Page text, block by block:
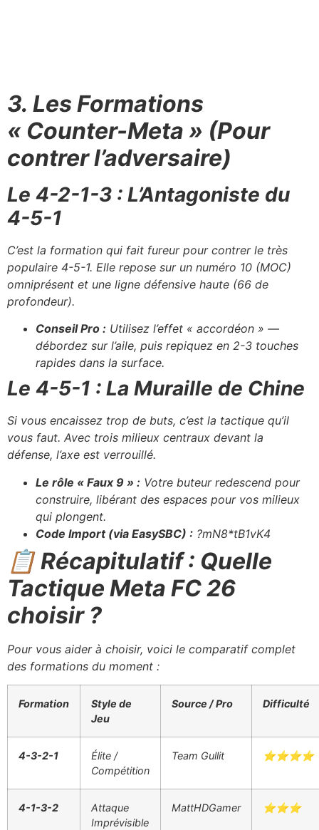
3. Les Formations
« Counter-Meta » (Pour
contrer l’adversaire)
Le 4-2-1-3 : L’Antagoniste du
4-5-1
C’est la formation qui fait fureur pour contrer le très
populaire 4-5-1. Elle repose sur un numéro 10 (MOC)
omniprésent et une ligne défensive haute (66 de
profondeur).
Conseil Pro : Utilisez l’effet « accordéon » —
débordez sur l’aile, puis repiquez en 2-3 touches
rapides dans la surface.
Le 4-5-1 : La Muraille de Chine
Si vous encaissez trop de buts, c’est la tactique qu’il
vous faut. Avec trois milieux centraux devant la
défense, l’axe est verrouillé.
Le rôle « Faux 9 » : Votre buteur redescend pour
construire, libérant des espaces pour vos milieux
qui plongent.
Code Import (via EasySBC) : ?mN8*tB1vK4
📋 Récapitulatif : Quelle
Tactique Meta FC 26
choisir ?
Pour vous aider à choisir, voici le comparatif complet
des formations du moment :
Formation
Style de
Jeu
Source / Pro Difficulté
4-3-2-1
Élite /
Compétition
Team Gullit ⭐⭐⭐⭐
4-1-3-2
Attaque
Imprévisible
MattHDGamer ⭐⭐⭐